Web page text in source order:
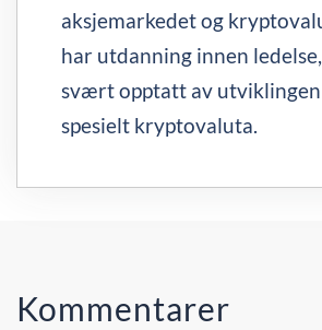
aksjemarkedet og
har utdanning innen
svært opptatt av
spesielt kryptovaluta.
Kommentarer